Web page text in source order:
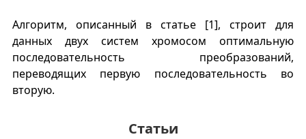
Алгоритм, описанный в статье [1], строит для
данных двух систем хромосом оптимальную
последовательность преобразований,
переводящих первую последовательность во
вторую.
Статьи